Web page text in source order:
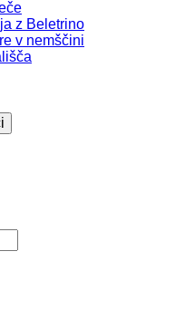
z Beletrino
v nemščini